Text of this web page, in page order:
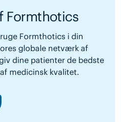
Formthotics
Formthotics i din
globale netværk af
dine patienter de bedste
medicinsk kvalitet.